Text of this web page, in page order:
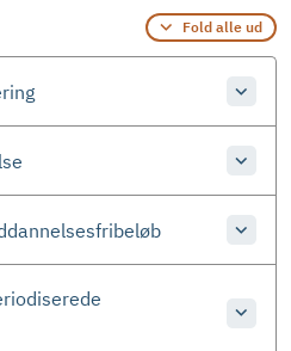
Fold alle ud